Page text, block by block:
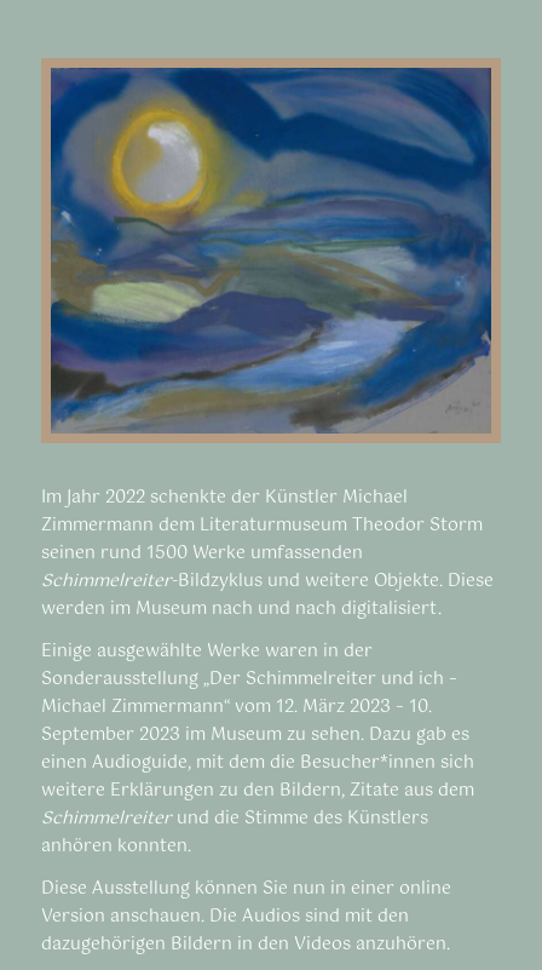
Im Jahr 2022 schenkte der Künstler Michael
Zimmermann dem Literaturmuseum Theodor Storm
seinen rund 1500 Werke umfassenden
Schimmelreiter-Bildzyklus und weitere Objekte. Diese
werden im Museum nach und nach digitalisiert.
Einige ausgewählte Werke waren in der
Sonderausstellung „Der Schimmelreiter und ich –
Michael Zimmermann“ vom 12. März 2023 – 10.
September 2023 im Museum zu sehen. Dazu gab es
einen Audioguide, mit dem die Besucher*innen sich
weitere Erklärungen zu den Bildern, Zitate aus dem
Schimmelreiterund die Stimme des Künstlers
anhören konnten.
Diese Ausstellung können Sie nun in einer online
Version anschauen. Die Audios sind mit den
dazugehörigen Bildern in den Videos anzuhören.